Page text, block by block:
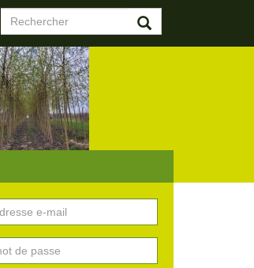
Formulaire
de
recherche